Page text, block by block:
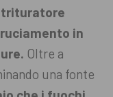
in
Oltre a
una fonte